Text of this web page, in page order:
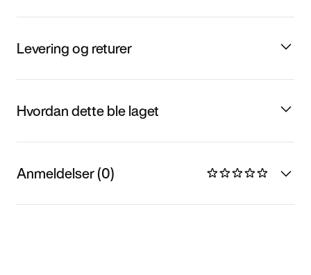
Levering og returer
Hvordan dette ble laget
Anmeldelser (0)